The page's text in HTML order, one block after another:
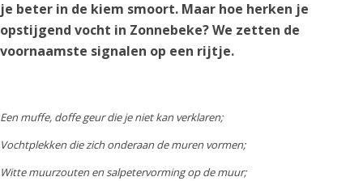
je beter in de kiem smoort. Maar hoe herken je
opstijgend vocht in Zonnebeke? We zetten de
voornaamste signalen op een rijtje.
Een muffe, doffe geur die je niet kan verklaren;
Vochtplekken die zich onderaan de muren vormen;
Witte muurzouten en salpetervorming op de muur;